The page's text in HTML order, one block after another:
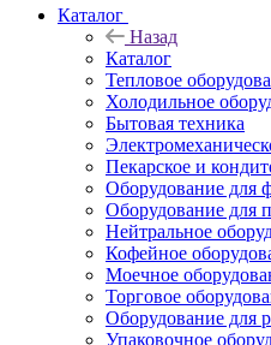
Каталог
Назад
Каталог
Тепловое
Холодильное
Бытовая техника
Пекарское и
Оборудование для
Оборудование для
Нейтральное
Кофейное
Моечное
Торговое
Оборудование для
Упаковочное